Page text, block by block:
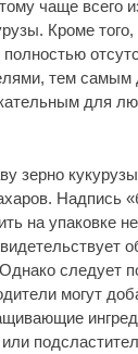
чаще всего
Кроме
тем самым
для
зерно
Надпись
на упаковке
следует
могут